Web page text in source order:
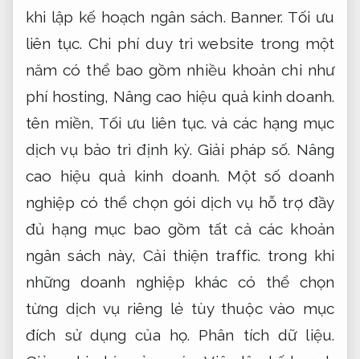
khi lập kế hoạch ngân sách. Banner. Tối ưu
liên tục. Chi phí duy trì website trong một
năm có thể bao gồm nhiều khoản chi như
phí hosting, Nâng cao hiệu quả kinh doanh.
tên miền, Tối ưu liên tục. và các hạng mục
dịch vụ bảo trì định kỳ.Giải pháp số. Nâng
cao hiệu quả kinh doanh. Một số doanh
nghiệp có thể chọn gói dịch vụ hỗ trợ đầy
đủ hạng mục bao gồm tất cả các khoản
ngân sách này,Cải thiện traffic. trong khi
những doanh nghiệp khác có thể chọn
từng dịch vụ riêng lẻ tùy thuộc vào mục
đích sử dụng của họ. Phân tích dữ liệu.